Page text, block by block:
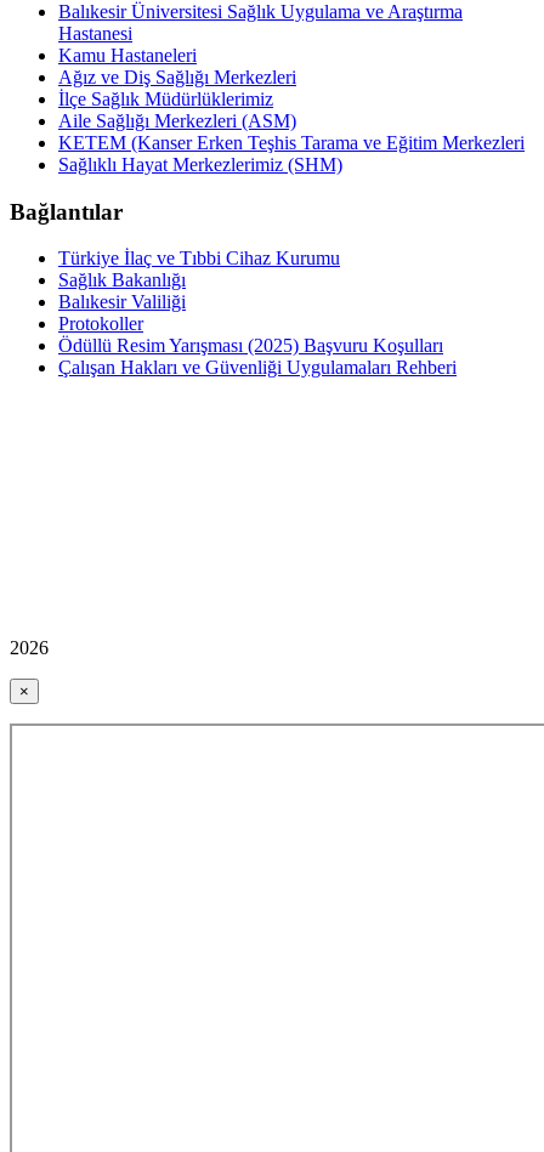
Balıkesir Üniversitesi Sağlık Uygulama ve Araştırma
Hastanesi
Kamu Hastaneleri
Ağız ve Diş Sağlığı Merkezleri
İlçe Sağlık Müdürlüklerimiz
Aile Sağlığı Merkezleri (ASM)
KETEM (Kanser Erken Teşhis Tarama ve Eğitim Merkezleri
Sağlıklı Hayat Merkezlerimiz (SHM)
Bağlantılar
Türkiye İlaç ve Tıbbi Cihaz Kurumu
Sağlık Bakanlığı
Balıkesir Valiliği
Protokoller
Ödüllü Resim Yarışması (2025) Başvuru Koşulları
Çalışan Hakları ve Güvenliği Uygulamaları Rehberi
2026
×